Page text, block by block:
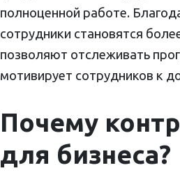
полноценной работе.
сотрудники становятся
позволяют отслеживать
мотивирует сотрудников к
Почему
для бизнеса?